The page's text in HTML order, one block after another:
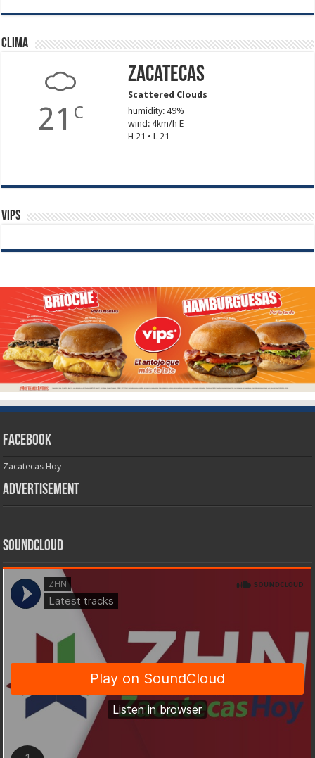
Clima
21 C
Zacatecas
Scattered Clouds
humidity: 49%
wind: 4km/h E
H 21 • L 21
Vips
Facebook
Zacatecas Hoy
Advertisement
SoundCloud